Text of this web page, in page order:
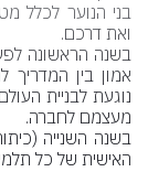
בני הנוער לכלל
ואת דרכם.
בשנה הראשונה
אמון בין המדריך
נוגעת לבניית
מעצמם לחברה.
בשנה השנייה
האישית של כל